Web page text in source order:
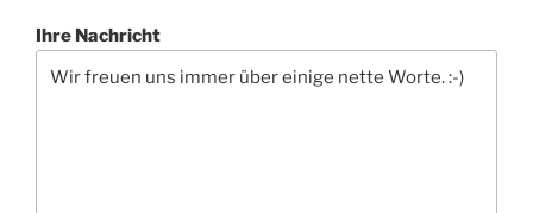
Ihre Nachricht